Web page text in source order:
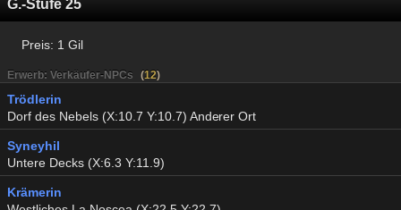
G.-Stufe 25
Preis: 1 Gil
Erwerb: Verkäufer-NPCs (12)
Trödlerin
Dorf des Nebels (X:10.7 Y:10.7) Anderer Ort
Syneyhil
Untere Decks (X:6.3 Y:11.9)
Krämerin